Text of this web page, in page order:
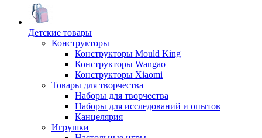
Детские товары
Конструкторы
Конструкторы Mould King
Конструкторы Wangao
Конструкторы Xiaomi
Товары для творчества
Наборы для творчества
Наборы для исследований и опытов
Канцелярия
Игрушки